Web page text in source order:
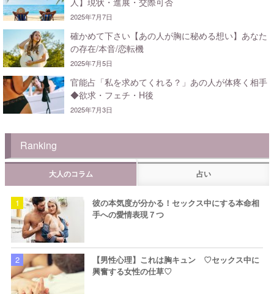
2025年7月7日
確かめて下さい【あの人が胸に秘める想い】あなた
の存在/本音/恋転機
2025年7月5日
官能占「私を求めてくれる？」あの人が体疼く相手
◆欲求・フェチ・H後
2025年7月3日
Ranking
大人のコラム 占い
彼の本気度が分かる！セックス中にする本命相
手への愛情表現７つ
【男性心理】これは胸キュン ♡セックス中に
興奮する女性の仕草♡